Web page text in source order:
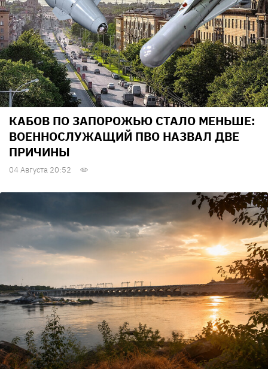
КАБОВ ПО ЗАПОРОЖЬЮ СТАЛО МЕНЬШЕ:
ВОЕННОСЛУЖАЩИЙ ПВО НАЗВАЛ ДВЕ
ПРИЧИНЫ
04 Августа 20:52